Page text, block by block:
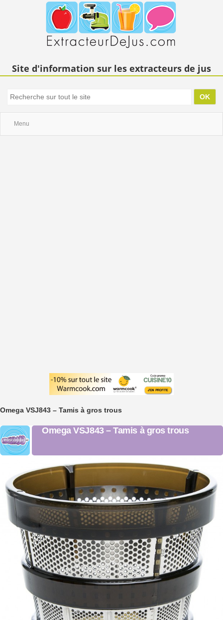
Site d'information sur les extracteurs de jus
Menu
Omega VSJ843 – Tamis à gros trous
Omega VSJ843 – Tamis à gros trous